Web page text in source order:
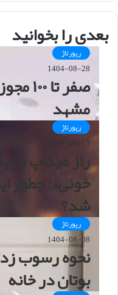
بعدی را بخوانید
رپورتاژ
1404-08-28
صفر
مشهد
رپورتاژ
1404-08-15
راز میکاپ
خونی»؛ چطور
شد؟
رپورتاژ
1404-08-08
نحوه رسوب
بوتان در خانه